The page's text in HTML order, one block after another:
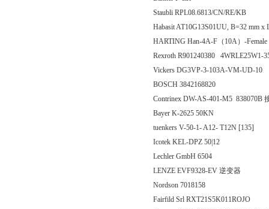
Staubli RPL08.6813/CN/RE/KB
Habasit AT10G13S01UU, B=32 mm x
HARTING Han-4A-F（10A）-Female
Rexroth R901240380 4WRLE25W1-
Vickers DG3VP-3-103A-VM-UD-10
BOSCH 3842168820
Contrinex DW-AS-401-M5 838070B
Bayer K-2625 50KN
tuenkers V-50-1- A12- T12N [135]
Icotek KEL-DPZ 50|12
Lechler GmbH 6504
LENZE EVF9328-EV 逆变器
Nordson 7018158
Fairfild Srl RXT21S5K011ROJO